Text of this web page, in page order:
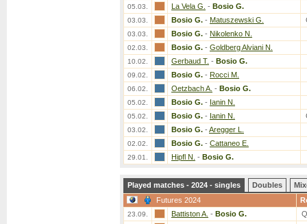
05.03. La Vela G. - Bosio G.
03.03. Bosio G. - Matuszewski G.
03.03. Bosio G. - Nikolenko N.
02.03. Bosio G. - Goldberg Alviani N.
10.02. Gerbaud T. - Bosio G.
09.02. Bosio G. - Rocci M.
06.02. Oetzbach A. - Bosio G.
05.02. Bosio G. - Ianin N.
05.02. Bosio G. - Ianin N.
03.02. Bosio G. - Aregger L.
02.02. Bosio G. - Cattaneo E.
29.01. Hipfl N. - Bosio G.
Played matches - 2024 - singles Doubles
Futures 2024
23.09. Battiston A. - Bosio G.